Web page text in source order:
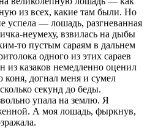
из всех, какие там были. Но
успела — лошадь, разгневанная
неумеху, взвилась на дыбы
то пустым сараям в дальнем
одного из этих сараев
из казаков немедленно оценил
коня, догнал меня и сумел
секунд до беды.
упала на землю. Я
А моя лошадь, фыркнув,